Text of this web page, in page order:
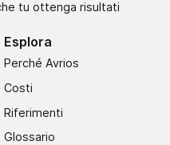
tu ottenga risultati
Esplora
Perché Avrios
Costi
Riferimenti
Glossario